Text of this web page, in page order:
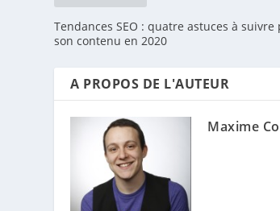
Tendances SEO : quatre astuces à
son contenu en 2020
A PROPOS DE L'AUTEUR
Maxime